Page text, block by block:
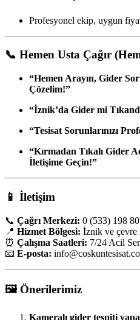
Profesyonel ekip, uygun
📞 Hemen Usta Çağır
“Hemen Arayın, Gider
Çözelim!”
“İznik’da Gider mi
“Tesisat Sorunlarınızı
“Kırmadan Tıkalı Gider
İletişime Geçin!”
📱 İletişim
📞 Çağrı Merkezi: 0 (533) 198
📍 Hizmet Bölgesi: İznik ve çevre
⏰ Çalışma Saatleri: 7/24 Acil
📧 E-posta: info
🖼️ Önerilerimiz
Kameralı gider tespiti